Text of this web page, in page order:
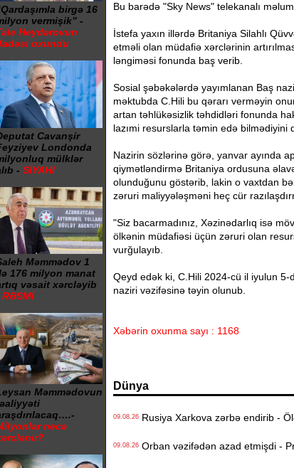
birgə 16
vermişik” -
Heydərovun
oxundu
Cavanşir
Londonda
mülklər
- SİYAHI
Məmmədov 1
176 milyon manat
vəsait xərcləyib
RƏSMİ
Məmmədovun
necə
Bu barədə "Sky News" telekanalı
İstefa yaxın illərdə Britaniya Silahlı
etməli olan müdafiə xərclərinin
ləngiməsi fonunda baş verib.
Sosial şəbəkələrdə yayımlanan Baş
məktubda C.Hili bu qərarı verməyin
artan təhlükəsizlik təhdidləri fonunda
lazımi resurslarla təmin edə bilmədiyini
Nazirin sözlərinə görə, yanvar ayında
qiymətləndirmə Britaniya ordusuna
olunduğunu göstərib, lakin o vaxtdan
zəruri maliyyələşməni heç cür
"Siz bacarmadınız, Xəzinədarlıq isə
ölkənin müdafiəsi üçün zəruri olan
vurğulayıb.
Qeyd edək ki, C.Hili 2024-cü il iyulun 5-
naziri vəzifəsinə təyin olunub.
Xəbərin oxunma sayı : 1168
Dünya
09.08.26Rusiya Xarkova zərbə endirib -
09.08.26Orban vəzifədən azad etmişdi -